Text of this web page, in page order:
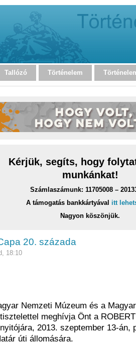
Tallózó Történelem
Kérjük, segíts, hogy
munkánkat!
Számlaszámunk: 11705008 –
A támogatás bankkártyával itt
Nagyon köszönjük.
20. százada
18:10
Nemzeti Múzeum és a
meghívja Önt a
2013. szeptember 13-án,
úti állomására.